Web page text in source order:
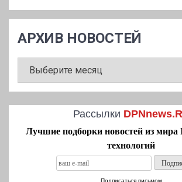
АРХИВ НОВОСТЕЙ
НОВОСТЕЙ
Рассылки
Лучшие подборки новостей из
технологий
Подписаться письмом